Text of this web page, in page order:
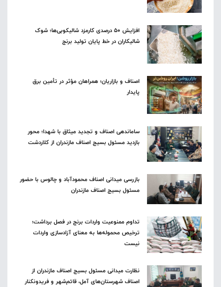
افزایش ۵۰ درصدی کارمزد شالیکوبی‌ها؛ شوک
شالیکاران در خط پایان تولید برنج
اصناف و بازاریان؛ همراهان مؤثر در تأمین برق
پایدار
ساماندهی اصناف و تجدید میثاق با شهدا؛ محور
بازدید مسئول بسیج اصناف مازندران از کلاردشت
بازرسی میدانی اصناف محمودآباد و چالوس با حضور
مسئول بسیج اصناف مازندران
تداوم ممنوعیت واردات برنج در فصل برداشت؛
ترخیص محموله‌ها به معنای آزادسازی واردات
نیست
نظارت میدانی مسئول بسیج اصناف مازندران از
اصناف شهرستان‌های آمل، قائم‌شهر و فریدونکنار